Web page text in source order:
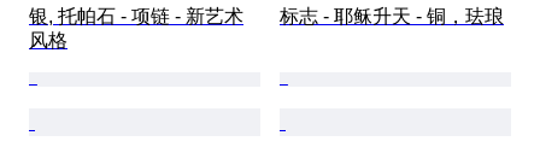
银, 托帕石 - 项链 - 新艺术
风格
标志 - 耶稣升天 - 铜，珐琅